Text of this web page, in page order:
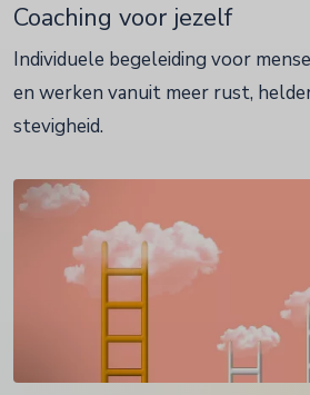
Coaching voor jezelf
Individuele begeleiding voor
en werken vanuit meer rust,
stevigheid.